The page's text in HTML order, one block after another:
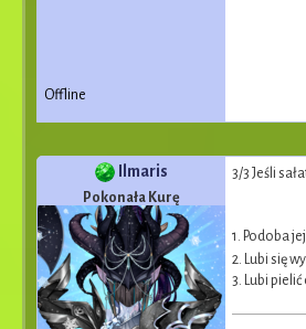
Offline
Ilmaris
Pokonała Kurę
3/3 Jeśli
1. Podoba
2. Lubi się
3. Lubi